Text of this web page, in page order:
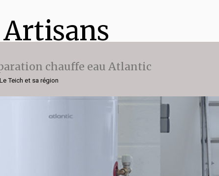
Artisans
chauffe eau Atlantic
Teich et sa région